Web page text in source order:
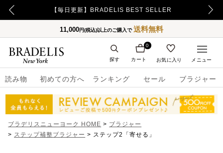
【毎日更新】BRADELIS BEST SELLER
11,000円(税込)以上のご購入で送料無料
読み物 初めての方へ ランキング セール ブラジャー
カート
0
お気に入り
探す メニュー
ブラデリスニューヨーク HOME
ブラジャー
ステップ補整ブラジャー
ステップ2「寄せる」